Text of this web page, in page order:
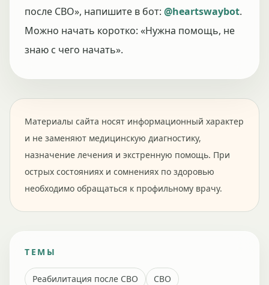
после СВО», напишите в бот: @heartswaybot.
Можно начать коротко: «Нужна помощь, не
знаю с чего начать».
Материалы сайта носят информационный характер
и не заменяют медицинскую диагностику,
назначение лечения и экстренную помощь. При
острых состояниях и сомнениях по здоровью
необходимо обращаться к профильному врачу.
ТЕМЫ
Реабилитация после СВО
СВО